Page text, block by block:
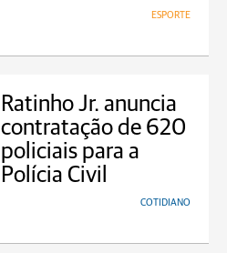
ESPORTE
Ratinho Jr. anuncia
contratação de 620
policiais para a
Polícia Civil
COTIDIANO